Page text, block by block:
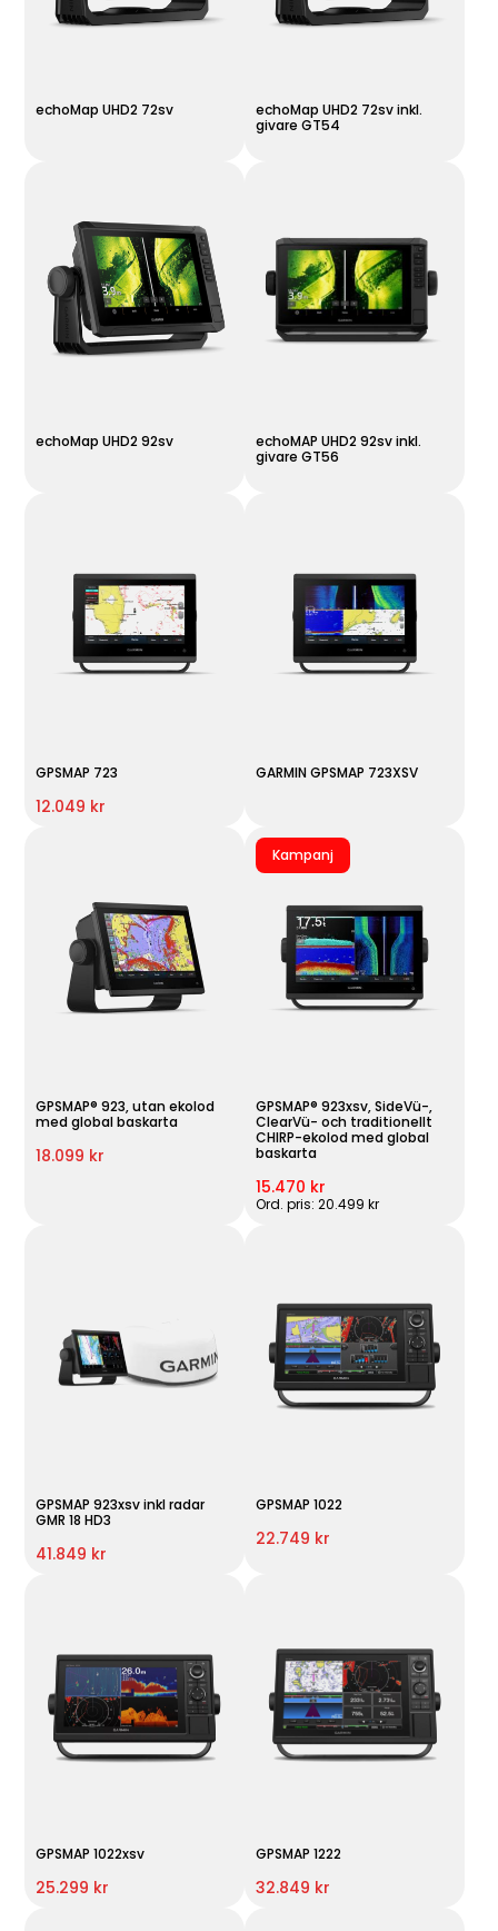
echoMap UHD2 72sv
echoMap UHD2 72sv inkl.
givare GT54
echoMap UHD2 92sv
echoMAP UHD2 92sv inkl.
givare GT56
GPSMAP 723
12.049 kr
GARMIN GPSMAP 723XSV
GPSMAP® 923, utan ekolod
med global baskarta
18.099 kr
Kampanj
GPSMAP® 923xsv, SideVü-,
ClearVü- och traditionellt
CHIRP-ekolod med global
baskarta
15.470 kr
Ord. pris: 20.499 kr
GPSMAP 923xsv inkl radar
GMR 18 HD3
41.849 kr
GPSMAP 1022
22.749 kr
GPSMAP 1022xsv
25.299 kr
GPSMAP 1222
32.849 kr